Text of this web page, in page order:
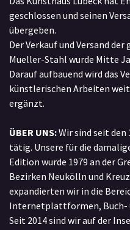
geschlossen und seinen
übergeben.
Der Verkauf und Versand
Mueller-Stahl wurde Mitte
Darauf aufbauend wird das
künstlerischen Arbeiten
ergänzt.
ÜBER UNS:Wir sind seit
tätig. Unsere für die
Edition wurde 1979 an der
Bezirken Neukölln und
expandierten wir in die
Internetplattformen, Buch-
Seit 2014 sind wir auf der